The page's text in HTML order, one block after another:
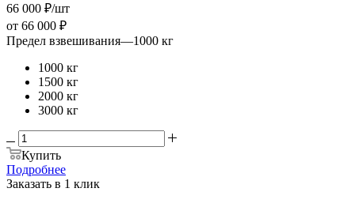
66 000 ₽/шт
от 66 000 ₽
Предел взвешивания—1000 кг
1000 кг
1500 кг
2000 кг
3000 кг
Купить
Подробнее
Заказать в 1 клик